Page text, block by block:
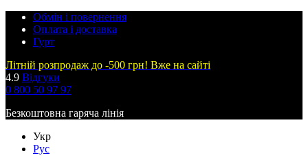
Обмін і повернення
Оплата і доставка
Гурт
Літній розпродаж до -500 грн! Вже на сайті
4.9 Відгуки
0 800 50 97 97
Безкоштовна гаряча лінія
Укр
Рус